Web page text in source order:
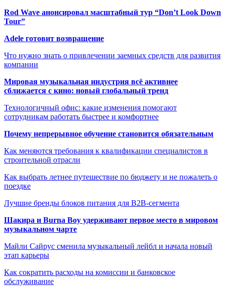
Rod Wave анонсировал масштабный тур “Don’t Look Down
Tour”
Adele готовит возвращение
Что нужно знать о привлечении заемных средств для развития
компании
Мировая музыкальная индустрия всё активнее
сближается с кино: новый глобальный тренд
Технологичный офис: какие изменения помогают
сотрудникам работать быстрее и комфортнее
Почему непрерывное обучение становится обязательным
Как меняются требования к квалификации специалистов в
строительной отрасли
Как выбрать летнее путешествие по бюджету и не пожалеть о
поездке
Лучшие бренды блоков питания для B2B-сегмента
Шакира и Burna Boy удерживают первое место в мировом
музыкальном чарте
Майли Сайрус сменила музыкальный лейбл и начала новый
этап карьеры
Как сократить расходы на комиссии и банковское
обслуживание